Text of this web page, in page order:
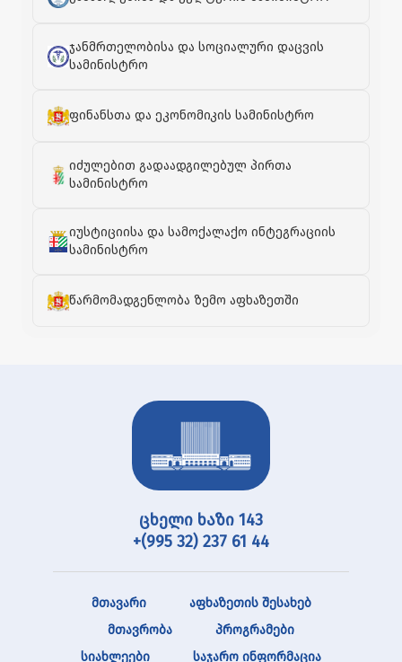
ჯანმრთელობისა და სოციალური დაცვის
სამინისტრო
ფინანსთა და ეკონომიკის სამინისტრო
იძულებით გადაადგილებულ პირთა
სამინისტრო
იუსტიციისა და სამოქალაქო ინტეგრაციის
სამინისტრო
წარმომადგენლობა ზემო აფხაზეთში
ცხელი ხაზი 143
+(995 32) 237 61 44
მთავარი
აფხაზეთის შესახებ
მთავრობა
პროგრამები
სიახლეები
საჯარო ინფორმაცია